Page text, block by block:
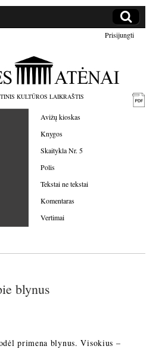
Prisijungti
KULTŪROS LAIKRAŠTIS
Avižų kioskas
Knygos
Skaitykla Nr. 5
Polis
Tekstai ne tekstai
Komentaras
Vertimai
blynus
primena blynus. Visokius –